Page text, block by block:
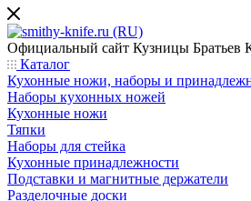
Официальный сайт Кузницы Братьев
Каталог
Кухонные ножи, наборы и
Наборы кухонных ножей
Кухонные ножи
Тяпки
Наборы для стейка
Кухонные принадлежности
Подставки и магнитные держатели
Разделочные доски